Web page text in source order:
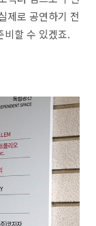
제로 공연하기 전
비할 수 있겠죠.